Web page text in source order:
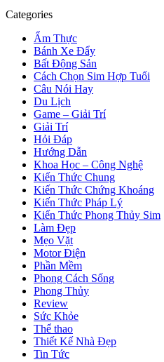
Categories
Ẩm Thực
Bánh Xe Đẩy
Bất Động Sản
Cách Chọn Sim Hợp Tuổi
Câu Nói Hay
Du Lịch
Game – Giải Trí
Giải Trí
Hỏi Đáp
Hướng Dẫn
Khoa Học – Công Nghệ
Kiến Thức Chung
Kiến Thức Chứng Khoáng
Kiến Thức Pháp Lý
Kiến Thức Phong Thủy Sim
Làm Đẹp
Mẹo Vặt
Motor Điện
Phần Mềm
Phong Cách Sống
Phong Thủy
Review
Sức Khỏe
Thể thao
Thiết Kế Nhà Đẹp
Tin Tức